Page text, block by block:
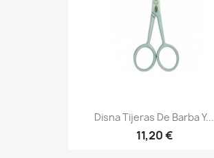
Disna Tijeras De Barba Y...
11,20 €